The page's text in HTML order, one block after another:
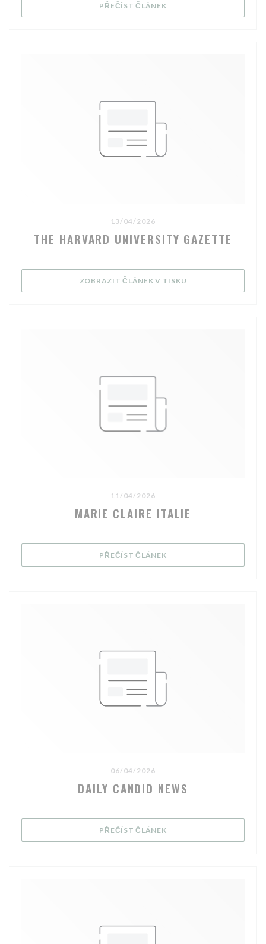
PŘEČÍST ČLÁNEK((OTEVŘE SE V NOVÉM
13/04/2026
THE HARVARD UNIVERSITY GAZETTE
ZOBRAZIT ČLÁNEK V TISKU
11/04/2026
MARIE CLAIRE ITALIE
PŘEČÍST ČLÁNEK((OTEVŘE SE V NOVÉM
06/04/2026
DAILY CANDID NEWS
PŘEČÍST ČLÁNEK((OTEVŘE SE V NOVÉM